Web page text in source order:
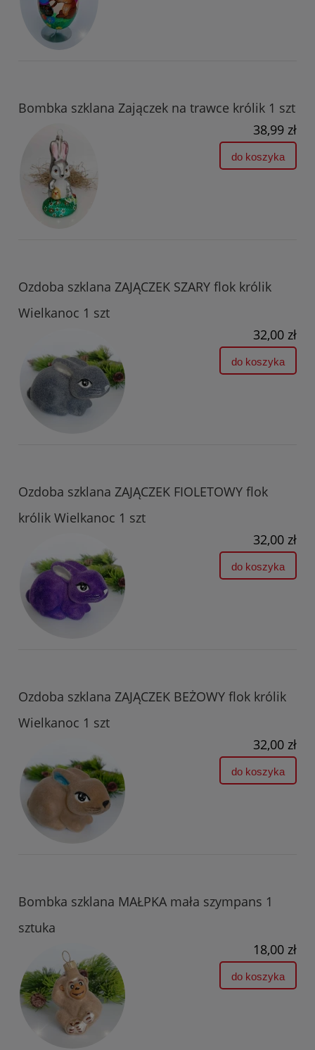
Bombka szklana Zajączek na trawce królik 1 szt
38,99 zł
do koszyka
Ozdoba szklana ZAJĄCZEK SZARY flok królik
Wielkanoc 1 szt
32,00 zł
do koszyka
Ozdoba szklana ZAJĄCZEK FIOLETOWY flok
królik Wielkanoc 1 szt
32,00 zł
do koszyka
Ozdoba szklana ZAJĄCZEK BEŻOWY flok królik
Wielkanoc 1 szt
32,00 zł
do koszyka
Bombka szklana MAŁPKA mała szympans 1
sztuka
18,00 zł
do koszyka